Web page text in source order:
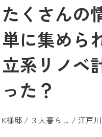
たくさんの
単に集めら
立系リノベ
った？
K様邸 / ３人暮らし / 江戸